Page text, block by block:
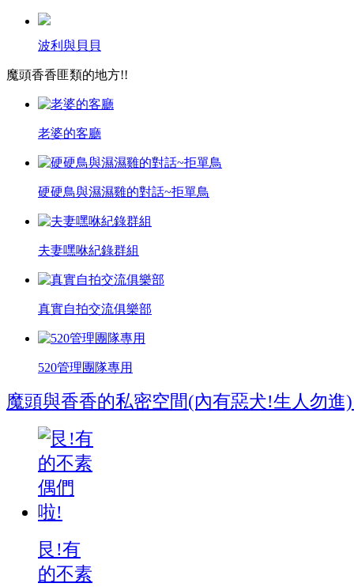
波利與貝貝
魔頭香香匪類的地方!!
老婆的客廳
硬硬鳥與濕濕雞的對話~拒單鳥
夫妻嘿咻紀錄群組
真實自拍交流俱樂部
520管理團隊專用
魔頭與香香的私密空間(內有惡犬!生人勿進
艮!有
的不素